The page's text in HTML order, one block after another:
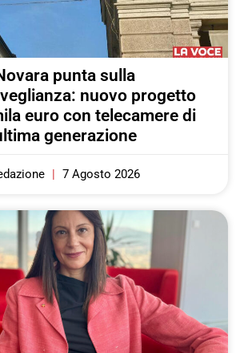
punta sulla
nuovo progetto
euro con telecamere di
generazione
7 Agosto 2026